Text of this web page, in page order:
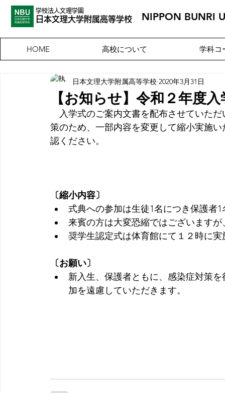
学校法人文理学園
​日本文理大学附属高等学校 NIPPON BUNRI
HOME 高校について 学科コ
【お知らせ】令和２年度
日本文理大学附属高等学校 2020年3月31日
入学式のご案内文書を配布させていた
策のため、一部内容を変更して縮小実施
認ください。
〔縮小内容〕
式典への参加は生徒1名につき保護者
来賓の方は大変恐縮ではございます
奨学生認定式は体育館にて１２時に
〔お願い〕
新入生、保護者ともに、感染症対策
加を遠慮していただきます。